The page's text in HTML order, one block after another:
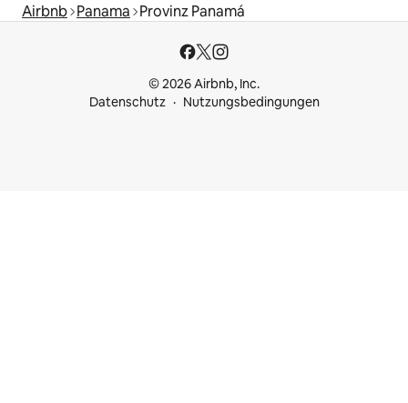
Airbnb Panama Provinz Panamá
© 2026 Airbnb, Inc.
Datenschutz
Nutzungsbedingungen